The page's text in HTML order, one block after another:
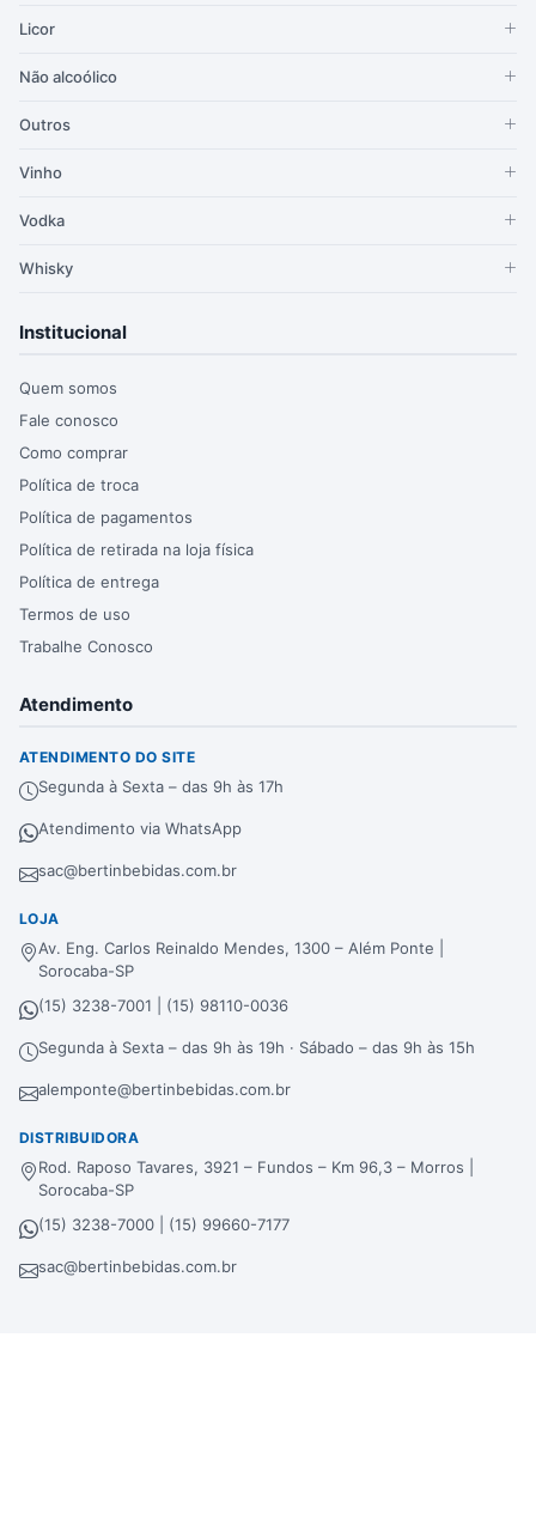
Licor
Não alcoólico
Outros
Vinho
Vodka
Whisky
Institucional
Quem somos
Fale conosco
Como comprar
Política de troca
Política de pagamentos
Política de retirada na loja física
Política de entrega
Termos de uso
Trabalhe Conosco
Atendimento
ATENDIMENTO DO SITE
Segunda à Sexta – das 9h às 17h
Atendimento via WhatsApp
sac@bertinbebidas.com.br
LOJA
Av. Eng. Carlos Reinaldo Mendes, 1300 – Além Ponte |
Sorocaba-SP
(15) 3238-7001 | (15) 98110-0036
Segunda à Sexta – das 9h às 19h · Sábado – das 9h às 15h
alemponte@bertinbebidas.com.br
DISTRIBUIDORA
Rod. Raposo Tavares, 3921 – Fundos – Km 96,3 – Morros |
Sorocaba-SP
(15) 3238-7000 | (15) 99660-7177
sac@bertinbebidas.com.br